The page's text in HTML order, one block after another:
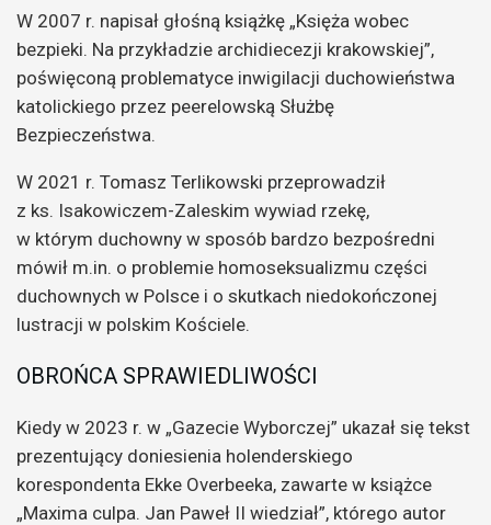
W 2007 r. napisał głośną książkę „Księża wobec
bezpieki. Na przykładzie archidiecezji krakowskiej”,
poświęconą problematyce inwigilacji duchowieństwa
katolickiego przez peerelowską Służbę
Bezpieczeństwa.
W 2021 r. Tomasz Terlikowski przeprowadził
z ks. Isakowiczem-Zaleskim wywiad rzekę,
w którym duchowny w sposób bardzo bezpośredni
mówił m.in. o problemie homoseksualizmu części
duchownych w Polsce i o skutkach niedokończonej
lustracji w polskim Kościele.
OBROŃCA SPRAWIEDLIWOŚCI
Kiedy w 2023 r. w „Gazecie Wyborczej” ukazał się tekst
prezentujący doniesienia holenderskiego
korespondenta Ekke Overbeeka, zawarte w książce
„Maxima culpa. Jan Paweł II wiedział”, którego autor